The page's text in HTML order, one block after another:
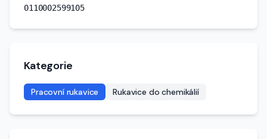
0110002599105
Kategorie
Pracovní rukavice Rukavice do chemikálií